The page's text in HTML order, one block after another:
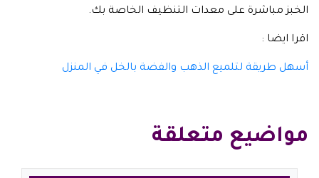
الخبز مباشرة على معدات التنظيف الخاصة بك.
اقرا ايضا :
أسهل طريقة لتلميع الذهب والفضة بالخل في المنزل
مواضيع متعلقة